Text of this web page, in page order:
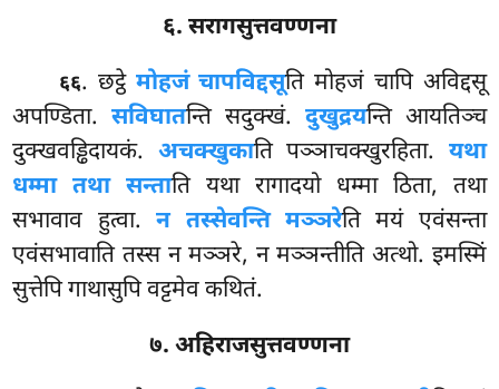
६. सरागसुत्तवण्णना
६६. छट्ठे मोहजं चापविद्दसूति मोहजं चापि अविद्दसू
अपण्डिता.सविघातन्तिसदुक्खं. दुखुद्रयन्ति आयतिञ्च
दुक्खवड्ढिदायकं. अचक्खुकाति पञ्ञाचक्खुरहिता. यथा
धम्मा तथा सन्ताति यथा रागादयो धम्मा ठिता, तथा
सभावाव हुत्वा.न तस्सेवन्ति मञ्ञरेति मयं एवंसन्ता
एवंसभावाति तस्स न मञ्ञरे, न मञ्ञन्तीति अत्थो. इमस्मिं
सुत्तेपि गाथासुपि वट्टमेव कथितं.
७. अहिराजसुत्तवण्णना